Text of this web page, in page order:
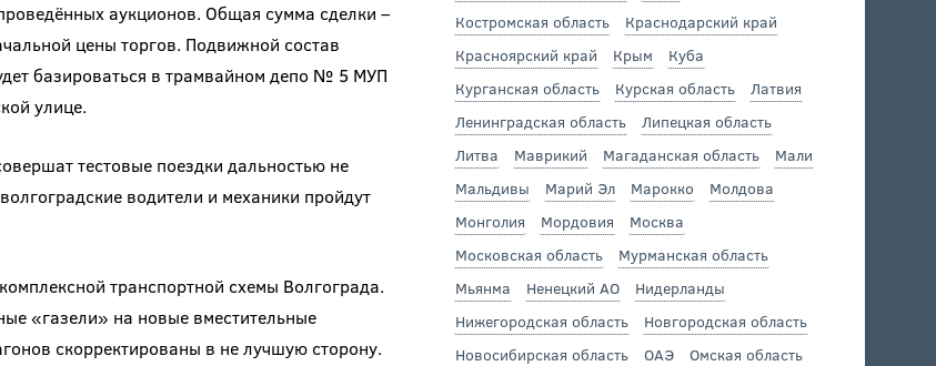
аукционов. Общая сумма сделки –
цены торгов. Подвижной состав
базироваться в трамвайном депо № 5 МУП
улице.
тестовые поездки дальностью не
водители и механики пройдут
транспортной схемы Волгограда.
«газели» на новые вместительные
скорректированы в не лучшую сторону.
Костромская область
Краснодарский край
Красноярский край
Крым
Куба
Курганская область
Курская область
Латвия
Ленинградская область
Липецкая область
Литва
Маврикий Магаданская область
Мали
Мальдивы
Марий Эл Марокко
Молдова
Монголия
Мордовия
Москва
Московская область
Мурманская область
Мьянма
Ненецкий АО
Нидерланды
Нижегородская область
Новгородская область
Новосибирская область
ОАЭ
Омская область